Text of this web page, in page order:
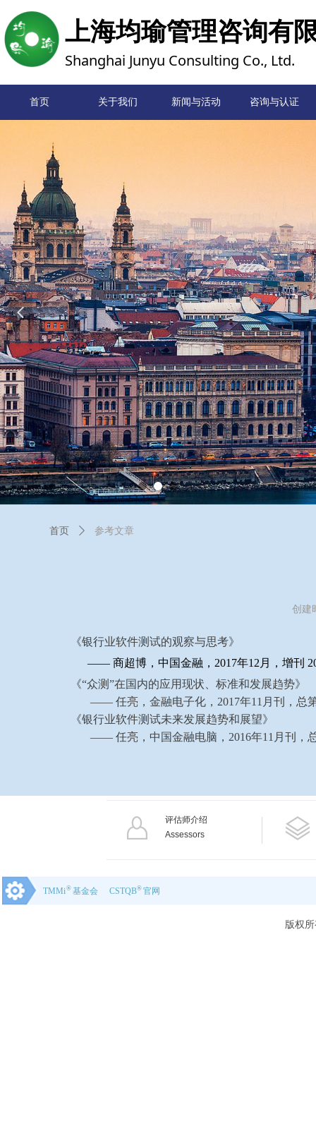
넳
首页
首页 关于我们 新闻与活动 咨询与认证
上海均瑜管理咨询有
Shanghai Junyu Consulting Co., Ltd.
首页 ꄲ 参考文章
创建
《银行业软件测试的观察与思考》
—— 商超博，中国金融，2017年12月，增刊
《“众测”在国内的应用现状、标准和发展趋势》
—— 任亮，金融电子化，2017年11月刊，总
《银行业软件测试未来发展趋势和展望》
—— 任亮，中国金融电脑，2016年11月刊，
CSTQB
基金会
TMMi 官网
® ®
评估师介绍
Assessors
版权